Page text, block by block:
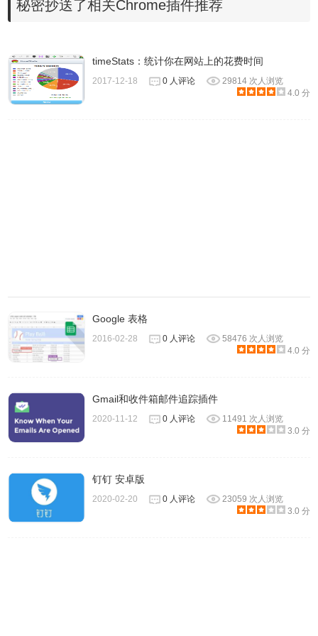
3.当使用者将 Auto BCC for Gmail 安装到浏览器后，开启
规则。
秘密抄送了相关Chrome插件推荐
timeStats：统计你在网站上的花费时间
2017-12-18 0 人评论
29814 次人浏览
4.0 分
Google 表格
2016-02-28 0 人评论
58476 次人浏览
4.0 分
Gmail和收件箱邮件追踪插件
2020-11-12 0 人评论
11491 次人浏览
3.0 分
钉钉 安卓版
2020-02-20 0 人评论
23059 次人浏览
3.0 分